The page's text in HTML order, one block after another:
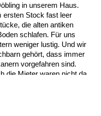
Kinder
in unserem Haus.
ersten Stock fast leer
die alten antiken
schlafen. Für uns
weniger lustig. Und wir
gehört, dass immer
vorgefahren sind.
die Mieter waren nicht da,